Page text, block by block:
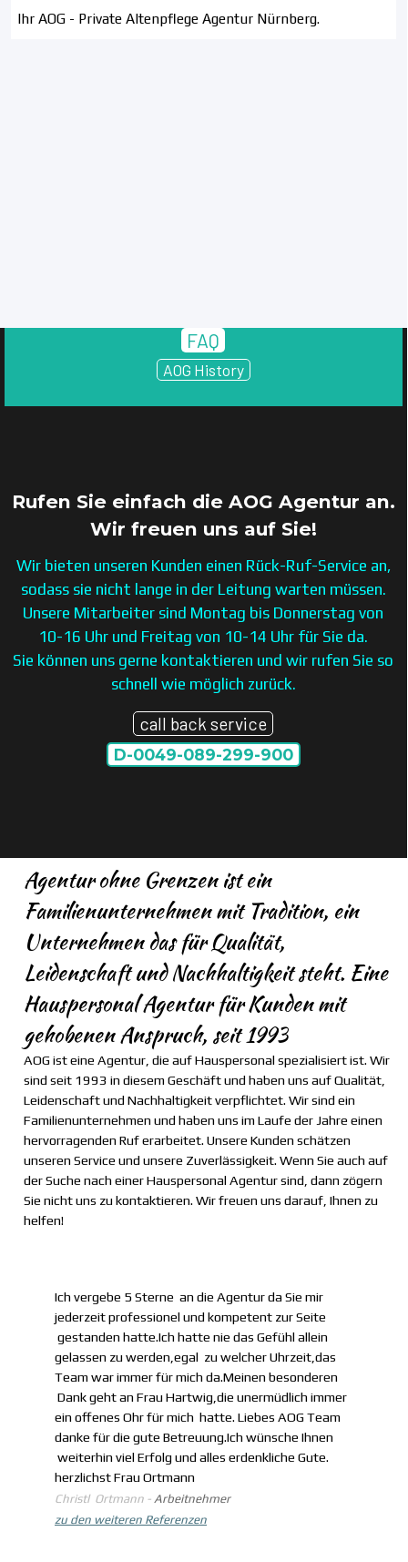
Ihr AOG - Private Altenpflege Agentur Nürnberg.
FAQ
AOG History
Rufen Sie einfach die AOG Agentur an.
Wir freuen uns auf Sie!
Wir bieten unseren Kunden einen Rück-Ruf-Service an,
sodass sie nicht lange in der Leitung warten müssen.
Unsere Mitarbeiter sind Montag bis Donnerstag von
10-16 Uhr und Freitag von 10-14 Uhr für Sie da.
Sie können uns gerne kontaktieren und wir rufen Sie so
schnell wie möglich zurück.
call back service
D-0049-089-299-900
Agentur ohne Grenzen ist ein
Familienunternehmen mit Tradition, ein
Unternehmen das für Qualität,
Leidenschaft und Nachhaltigkeit steht. Eine
Hauspersonal Agentur für Kunden mit
gehobenen Anspruch, seit 1993
AOG ist eine Agentur, die auf Hauspersonal spezialisiert ist. Wir
sind seit 1993 in diesem Geschäft und haben uns auf Qualität,
Leidenschaft und Nachhaltigkeit verpflichtet. Wir sind ein
Familienunternehmen und haben uns im Laufe der Jahre einen
hervorragenden Ruf erarbeitet. Unsere Kunden schätzen
unseren Service und unsere Zuverlässigkeit. Wenn Sie auch auf
der Suche nach einer Hauspersonal Agentur sind, dann zögern
Sie nicht uns zu kontaktieren. Wir freuen uns darauf, Ihnen zu
helfen!
Ich vergebe 5 Sterne an die Agentur da Sie mir
jederzeit professionel und kompetent zur Seite
gestanden hatte.Ich hatte nie das Gefühl allein
gelassen zu werden,egal zu welcher Uhrzeit,das
Team war immer für mich da.Meinen besonderen
Dank geht an Frau Hartwig,die unermüdlich immer
ein offenes Ohr für mich hatte. Liebes AOG Team
danke für die gute Betreuung.Ich wünsche Ihnen
weiterhin viel Erfolg und alles erdenkliche Gute.
herzlichst Frau Ortmann
Christl Ortmann - Arbeitnehmer
zu den weiteren Referenzen